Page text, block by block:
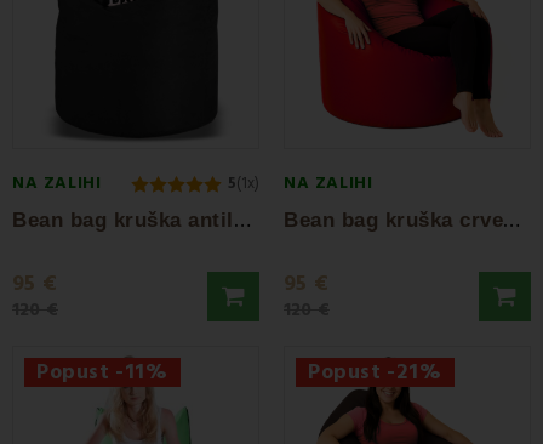
NA ZALIHI 5(1x)
B
ean bag kruška antilop crna EMI
95 €
NA ZALIHI
B
ean bag kruška crvena EMI
95 €
Popust -11% Popust -21%